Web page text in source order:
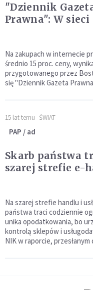
"Dziennik
Prawna": W
Na zakupach w internecie
średnio 15 proc. ceny,
przygotowanego przez
się "Dziennik Gazeta
15 lat temu ŚWIAT
PAP / ad
Skarb państwa
szarej strefie e-
Na szarej strefie handlu i
państwa traci codziennie
unika opodatkowania, bo
kontrolą sklepów i
NIK w raporcie, przesłanym